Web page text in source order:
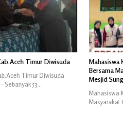
Timur Diwisuda
Timur Diwisuda
Sebanyak 53…
Mahasiswa
Bersama
Mesjid
Mahasiswa
Masyarakat